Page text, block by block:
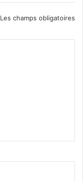
Les champs obligatoires